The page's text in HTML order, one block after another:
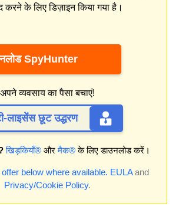
करने के लिए डिज़ाइन किया गया है।
SpyHunter
अपने व्यवसाय का पैसा बचाएं!
लाइसेंस छूट उद्धरण
खिड़कियाँ®औरमैक®के लिए डाउनलोड करें।
below where available. EULAand
Privacy/Cookie Policy.